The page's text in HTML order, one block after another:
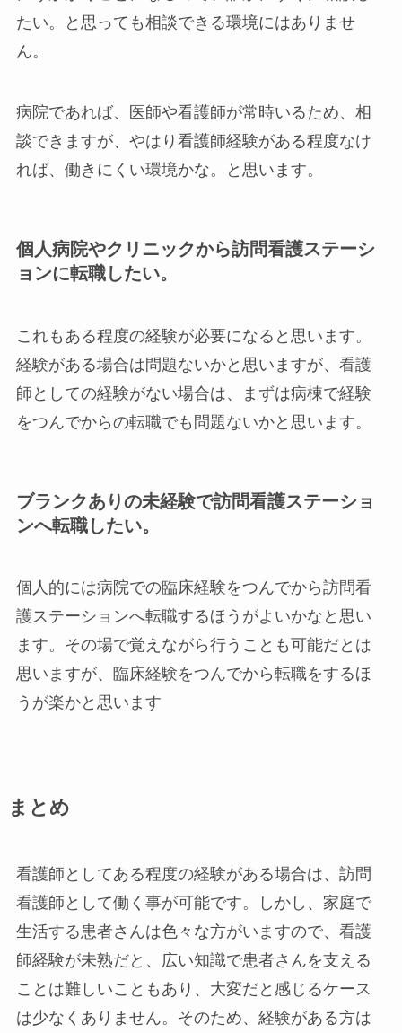
たい。と思っても相談できる環境にはありませ
ん。
病院であれば、医師や看護師が常時いるため、相
談できますが、やはり看護師経験がある程度なけ
れば、働きにくい環境かな。と思います。
個人病院やクリニックから訪問看護ステーシ
ョンに転職したい。
これもある程度の経験が必要になると思います。
経験がある場合は問題ないかと思いますが、看護
師としての経験がない場合は、まずは病棟で経験
をつんでからの転職でも問題ないかと思います。
ブランクありの未経験で訪問看護ステーショ
ンへ転職したい。
個人的には病院での臨床経験をつんでから訪問看
護ステーションへ転職するほうがよいかなと思い
ます。その場で覚えながら行うことも可能だとは
思いますが、臨床経験をつんでから転職をするほ
うが楽かと思います
まとめ
看護師としてある程度の経験がある場合は、訪問
看護師として働く事が可能です。しかし、家庭で
生活する患者さんは色々な方がいますので、看護
師経験が未熟だと、広い知識で患者さんを支える
ことは難しいこともあり、大変だと感じるケース
は少なくありません。そのため、経験がある方は